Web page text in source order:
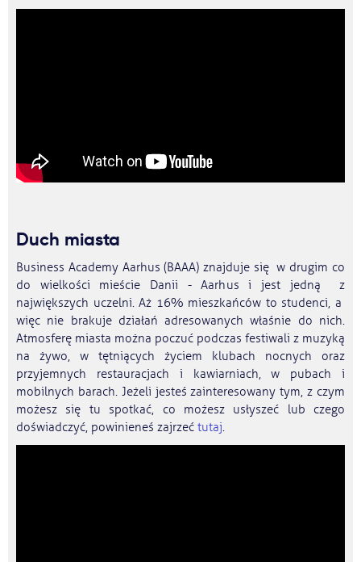
Duch miasta
Business Academy Aarhus (BAAA) znajduje się w drugim co
do wielkości mieście Danii - Aarhus i jest jedną z
największych uczelni. Aż 16% mieszkańców to studenci, a
więc nie brakuje działań adresowanych właśnie do nich.
Atmosferę miasta można poczuć podczas festiwali z muzyką
na żywo, w tętniących życiem klubach nocnych oraz
przyjemnych restauracjach i kawiarniach, w pubach i
mobilnych barach. Jeżeli jesteś zainteresowany tym, z czym
możesz się tu spotkać, co możesz usłyszeć lub czego
doświadczyć, powinieneś zajrzeć tutaj.